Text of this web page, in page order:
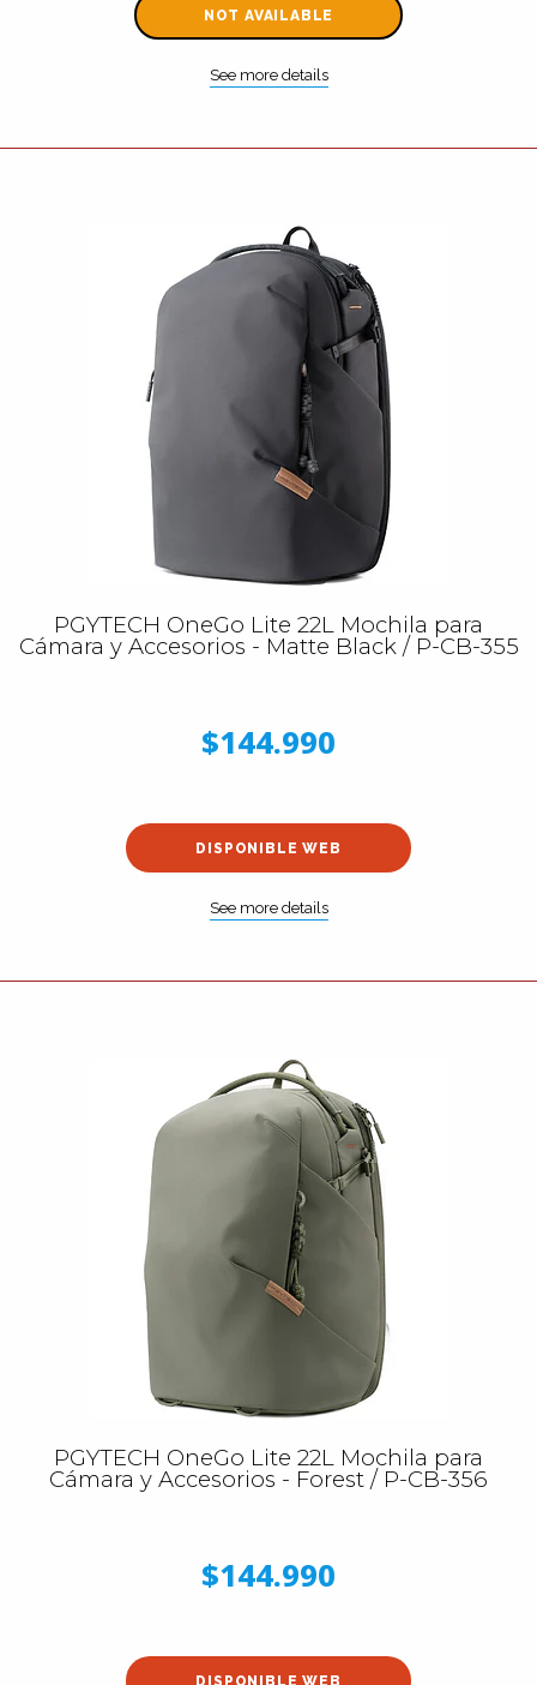
NOT AVAILABLE
See more details
PGYTECH OneGo Lite 22L Mochila para
Cámara y Accesorios - Matte Black / P-CB-355
$144.990
DISPONIBLE WEB
See more details
PGYTECH OneGo Lite 22L Mochila para
Cámara y Accesorios - Forest / P-CB-356
$144.990
DISPONIBLE WEB